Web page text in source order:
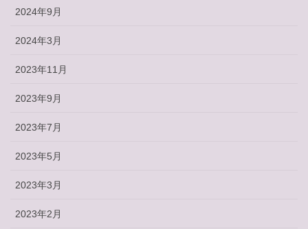
2024年9月
2024年3月
2023年11月
2023年9月
2023年7月
2023年5月
2023年3月
2023年2月